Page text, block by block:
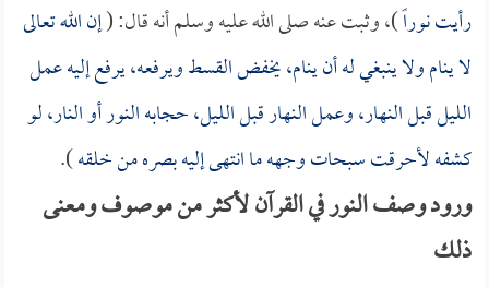
رأيت نوراً)، وثبت عنه صلى الله عليه وسلم أنه قال: (إن الله تعالى
لا ينام ولا ينبغي له أن ينام، يخفض القسط ويرفعه، يرفع إليه عمل
الليل قبل النهار، وعمل النهار قبل الليل، حجابه النور أو النار، لو
كشفه لأحرقت سبحات وجهه ما انتهى إليه بصره من خلقه).
ورود وصف النور في القرآن لأكثر من موصوف ومعنى
ذلك